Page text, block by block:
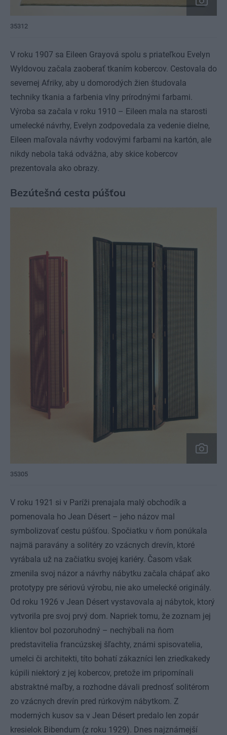
35312
V roku 1907 sa Eileen Grayová spolu s priateľkou Evelyn
Wyldovou začala zaoberať tkaním kobercov. Cestovala do
severnej Afriky, aby u domorodých žien študovala
techniky tkania a farbenia vlny prírodnými farbami.
Výroba sa začala v roku 1910 – Eileen mala na starosti
umelecké návrhy, Evelyn zodpovedala za vedenie dielne,
Eileen maľovala návrhy vodovými farbami na kartón, ale
nikdy nebola taká odvážna, aby skice kobercov
prezentovala ako obrazy.
Bezútešná cesta púšťou
35305
V roku 1921 si v Paríži prenajala malý obchodík a
pomenovala ho Jean Désert – jeho názov mal
symbolizovať cestu púšťou. Spočiatku v ňom ponúkala
najmä paravány a solitéry zo vzácnych drevín, ktoré
vyrábala už na začiatku svojej kariéry. Časom však
zmenila svoj názor a návrhy nábytku začala chápať ako
prototypy pre sériovú výrobu, nie ako umelecké originály.
Od roku 1926 v Jean Désert vystavovala aj nábytok, ktorý
vytvorila pre svoj prvý dom. Napriek tomu, že zoznam jej
klientov bol pozoruhodný – nechýbali na ňom
predstavitelia francúzskej šľachty, známi spisovatelia,
umelci či architekti, títo bohatí zákazníci len zriedkakedy
kúpili niektorý z jej kobercov, pretože im pripomínali
abstraktné maľby, a rozhodne dávali prednosť solitérom
zo vzácnych drevín pred rúrkovým nábytkom. Z
moderných kusov sa v Jean Désert predalo len zopár
kresielok Bibendum (z roku 1929). Dnes najznámejší